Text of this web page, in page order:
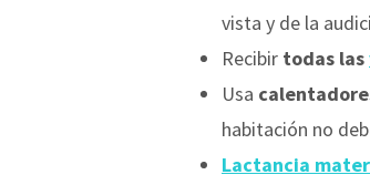
vista y de la
Recibir todas las
Usa
habitación no
Lactancia